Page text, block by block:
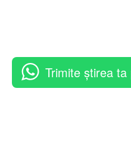
Trimite știrea